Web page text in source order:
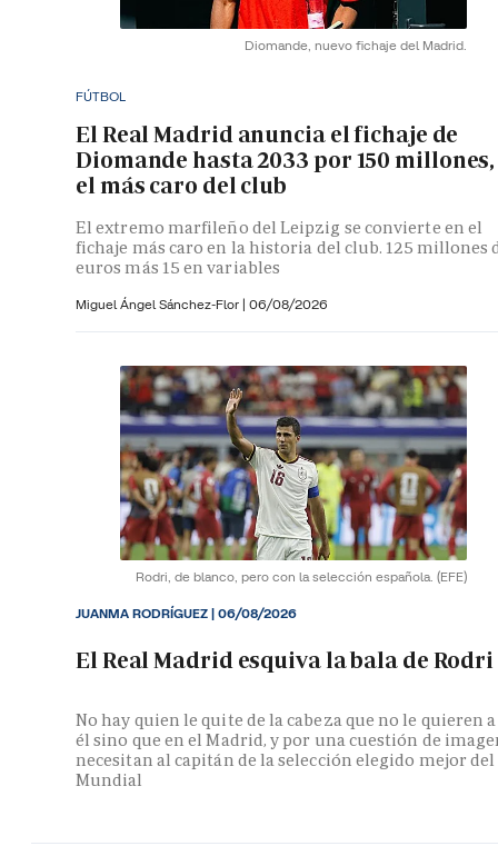
Diomande, nuevo fichaje del Madrid.
FÚTBOL
El Real Madrid anuncia el fichaje de
Diomande hasta 2033 por 150 millones,
el más caro del club
El extremo marfileño del Leipzig se convierte en el
fichaje más caro en la historia del club. 125 millones
euros más 15 en variables
Miguel Ángel Sánchez-Flor | 06/08/2026
Rodri, de blanco, pero con la selección española. (EFE)
El Real Madrid esquiva la bala de Rodri
No hay quien le quite de la cabeza que no le quieren a
él sino que en el Madrid, y por una cuestión de
necesitan al capitán de la selección elegido mejor del
Mundial
JUANMA RODRÍGUEZ|06/08/2026